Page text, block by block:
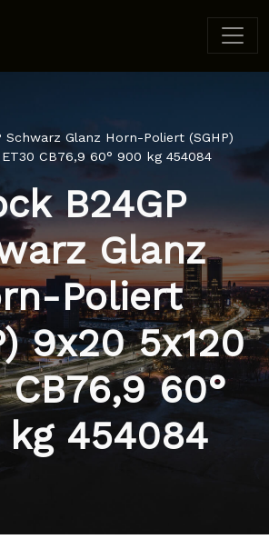
Schwarz Glanz Horn-Poliert (SGHP)
CB76,9 60° 900 kg 454084
B24GP
Glanz
Poliert
9x20 5x120
CB76,9 60°
454084